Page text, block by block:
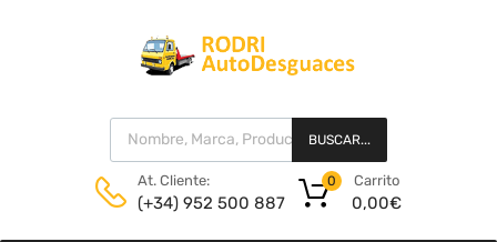
BUSCAR...
At. Cliente:
(+34) 952 500 887
Carrito
0,00€
0